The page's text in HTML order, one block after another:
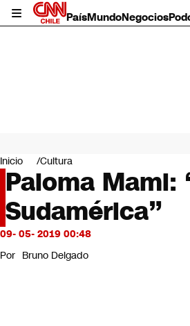
PaísMundoNegocios
Mundo
Negocios
Deportes
Programas completos
Cultura
Servicios
Bits
CNN Data
Inicio Cultura
Paloma Mami:
Sudamérica”
09- 05- 2019 00:48
Por Bruno Delgado